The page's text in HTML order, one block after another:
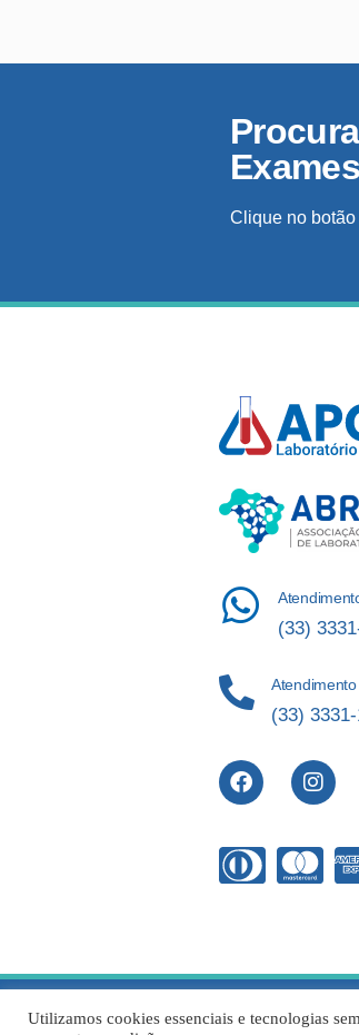
Clique no
(33)
(33)
Utilizamos cookies essenciais e tecnologias